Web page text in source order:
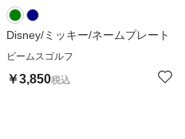
Disney/ミッキー/ネームプレート
ビームスゴルフ
￥3,850税込